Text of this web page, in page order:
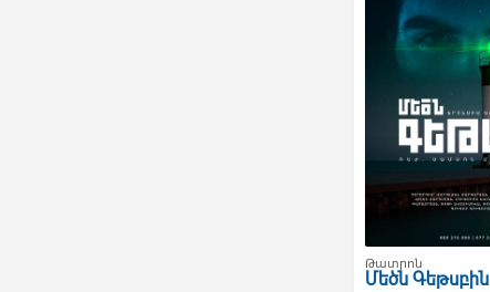
Թատրոն
Մեծն Գեթսբին